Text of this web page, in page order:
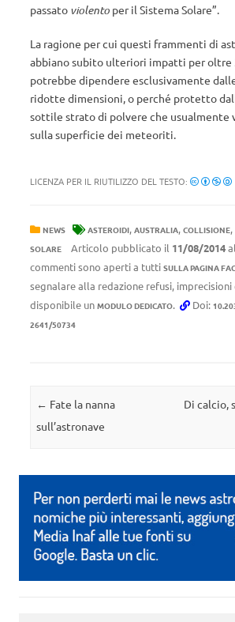
passato violento per il Sistema Solare”.
La ragione per cui questi frammenti di
abbiano subito ulteriori impatti per oltre
potrebbe dipendere esclusivamente
ridotte dimensioni, o perché protetto
sottile strato di polvere che usualmente
sulla superficie dei meteoriti.
LICENZA PER IL RIUTILIZZO DEL TESTO:
NEWS ASTEROIDI, AUSTRALIA, COLLISIONE,
SOLARE
Articolo pubblicato il 11/08/2014
commenti sono aperti a tutti SULLA PAGINA
segnalare alla redazione refusi,
disponibile un MODULO DEDICATO. Doi:
2641/50734
Navigazione articolo
← Fate la nanna
sull’astronave
Di calcio,